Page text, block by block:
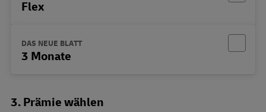
Flex
DAS NEUE BLATT
3 Monate
3. Prämie wählen